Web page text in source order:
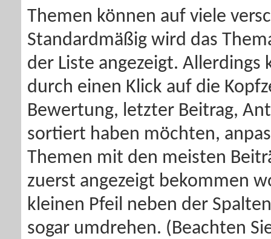
Themen können auf viele
Standardmäßig wird das
der Liste angezeigt. Allerdings
durch einen Klick auf die
Bewertung, letzter Beitrag,
sortiert haben möchten,
Themen mit den meisten
zuerst angezeigt bekommen
kleinen Pfeil neben der
sogar umdrehen. (Beachten